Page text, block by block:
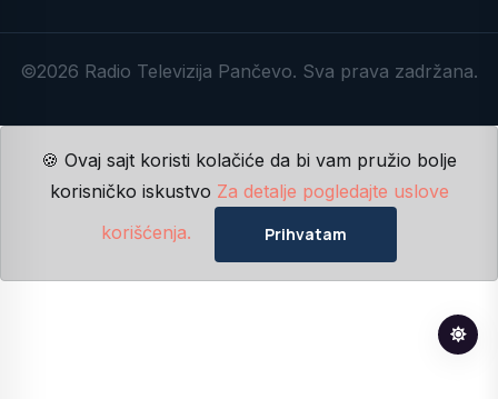
©2026 Radio Televizija Pančevo. Sva prava zadržana.
🍪 Ovaj sajt koristi kolačiće da bi vam pružio bolje
korisničko iskustvo Za detalje pogledajte uslove
korišćenja.
Prihvatam